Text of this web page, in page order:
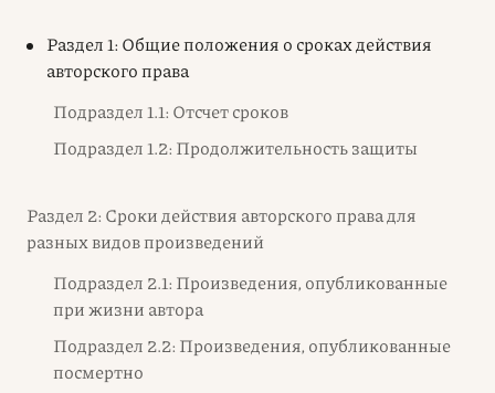
Раздел 1: Общие положения о сроках действия
авторского права
Подраздел 1.1: Отсчет сроков
Подраздел 1.2: Продолжительность защиты
Раздел 2: Сроки действия авторского права для
разных видов произведений
Подраздел 2.1: Произведения, опубликованные
при жизни автора
Подраздел 2.2: Произведения, опубликованные
посмертно